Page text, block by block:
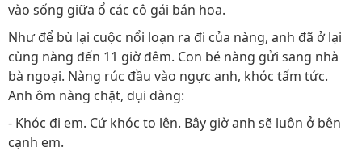
vào sống giữa ổ các cô gái bán hoa.
Như để bù lại cuộc nổi loạn ra đi của nàng, anh đã ở lại
cùng nàng đến 11 giờ đêm. Con bé nàng gửi sang nhà
bà ngoại. Nàng rúc đầu vào ngực anh, khóc tấm tức.
Anh ôm nàng chặt, dụi dàng:
- Khóc đi em. Cứ khóc to lên. Bây giờ anh sẽ luôn ở bên
cạnh em.